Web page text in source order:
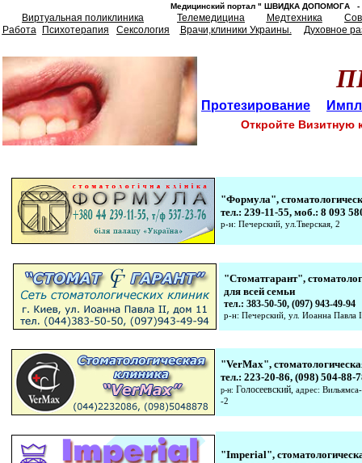
Медицинский портал " ШВИДКА
Виртуальная поликлиника Телемедицина Медтехника
Работа
Психотерапия Сексология Врачи,клиники Украины. Духовное
Протезирование
Откройте Визитную
"Формула",
тел.: 239-11-55, моб.: 8 093
р-н: Печерский, ул.Тверская, 2
"Стоматгарант",
для всей семьи
тел.: 383-50-50, (097) 943-49-94
р-н: Печерский, ул. Иоанна Павла
"VerMax",
тел.: 223-20-86, (098) 504-88-
р-н: Голосеевский, адрес:
-2
"Imperial",